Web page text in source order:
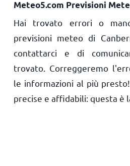
Meteo5.com Previsioni
Hai trovato errori o
previsioni meteo di
contattarci e di
trovato. Correggeremo
le informazioni al più
precise e affidabili: questa è